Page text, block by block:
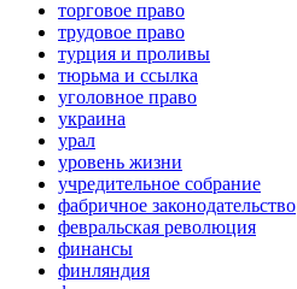
торговое право
трудовое право
турция и проливы
тюрьма и ссылка
уголовное право
украина
урал
уровень жизни
учредительное собрание
фабричное законодательство
февральская революция
финансы
финляндия